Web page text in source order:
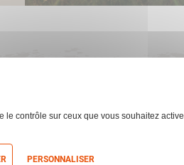
le contrôle sur ceux que vous souhaitez
PERSONNALISER